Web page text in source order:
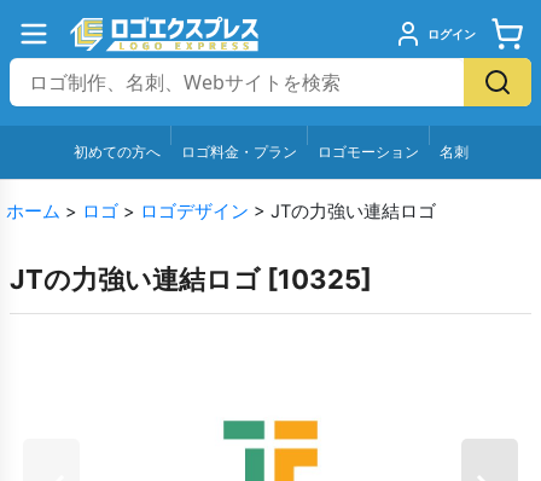
ログイン
初めての方へ ロゴ料金・プラン ロゴモーション 名刺
ホーム > ロゴ > ロゴデザイン > JTの力強い連結ロゴ
JTの力強い連結ロゴ [10325]